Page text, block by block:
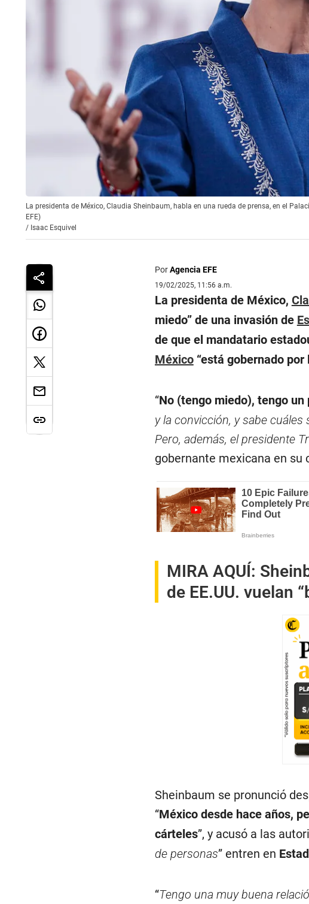
La presidenta de México, Claudia Sheinbaum, habla en una rueda de prensa, en el
EFE)
/ Isaac Esquivel
PorAgencia EFE
19/02/2025, 11:56 a.m.
La presidenta de México,
miedo” de una invasión de
de que el mandatario
México“está gobernado por
“No (tengo miedo), tengo un
y la convicción, y sabe
Pero, además, el presidente
gobernante mexicana en su
MIRA AQUÍ:
de EE.UU. vuelan
Sheinbaum se pronunció
“México desde hace años,
cárteles”, y acusó a las
de personas” entren en
“Tengo una muy buena